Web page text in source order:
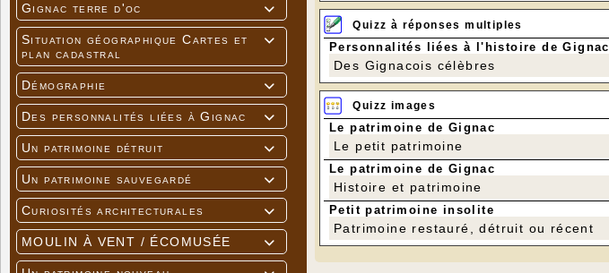

Gignac terre d'oc

Situation géographique Cartes et
plan cadastral

Démographie

Des personnalités liées à Gignac

Un patrimoine détruit

Un patrimoine sauvegardé

Curiosités architecturales

MOULIN À VENT / ÉCOMUSÉE
Quizz à réponses multiples
Personnalités liées à l'histoire de Gignac
Des Gignacois célèbres
Quizz images
Le patrimoine de Gignac
Le petit patrimoine
Le patrimoine de Gignac
Histoire et patrimoine
Petit patrimoine insolite
Patrimoine restauré, détruit ou récent